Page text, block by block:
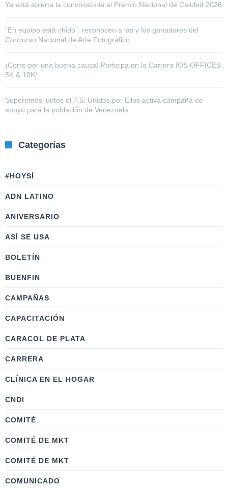
Ya está abierta la convocatoria al Premio Nacional de Calidad 2026
“En equipo está chido”: reconocen a las y los ganadores del
Concurso Nacional de Arte Fotográfico
¡Corre por una buena causa! Participa en la Carrera IOS OFFICES
5K & 10K!
Superemos juntos el 7.5: Unidos por Ellos activa campaña de
apoyo para la población de Venezuela
Categorías
#HOYSÍ
ADN LATINO
ANIVERSARIO
ASÍ SE USA
BOLETÍN
BUENFIN
CAMPAÑAS
CAPACITACIÓN
CARACOL DE PLATA
CARRERA
CLÍNICA EN EL HOGAR
CNDI
COMITÉ
COMITÉ DE MKT
COMITÉ DE MKT
COMUNICADO